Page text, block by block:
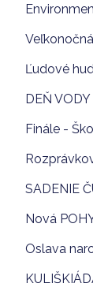
Ľudové
DEŇ VODY
Finále -
SADENIE
Nová
Oslava